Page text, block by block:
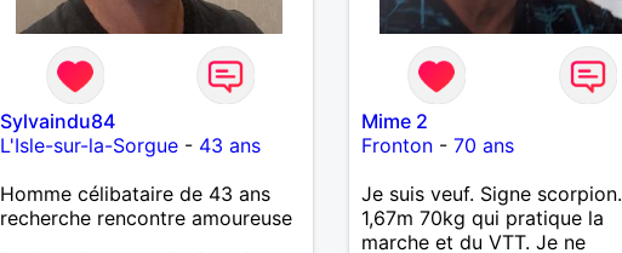
Sylvaindu84
L'Isle-sur-la-Sorgue- 43 ans
Homme célibataire de 43 ans
recherche rencontre amoureuse
Mime 2
Fronton -70 ans
Je suis veuf. Signe scorpion.
1,67m 70kg qui pratique la
marche et du VTT. Je ne